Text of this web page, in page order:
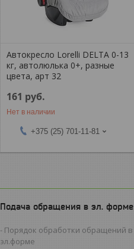
Автокресло Lorelli DELTA 0-13
кг, автолюлька 0+, разные
цвета, арт 32
161 руб.
Нет в наличии
+375 (25) 701-11-81
Подача обращения в эл. форме
Порядок обработки обращений в
эл.форме